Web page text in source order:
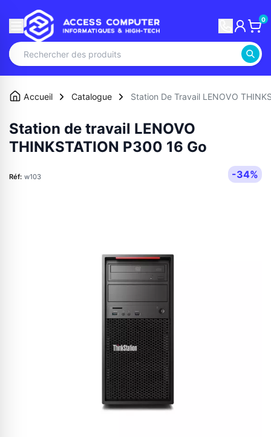
0
Appelez-nous au
Accueil Catalogue Station De Travail LENOVO
Station de travail LENOVO
THINKSTATION P300 16 Go
Réf: w103 -34%